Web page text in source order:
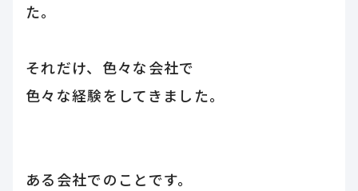
た。
それだけ、色々な会社で
色々な経験をしてきました。
ある会社でのことです。